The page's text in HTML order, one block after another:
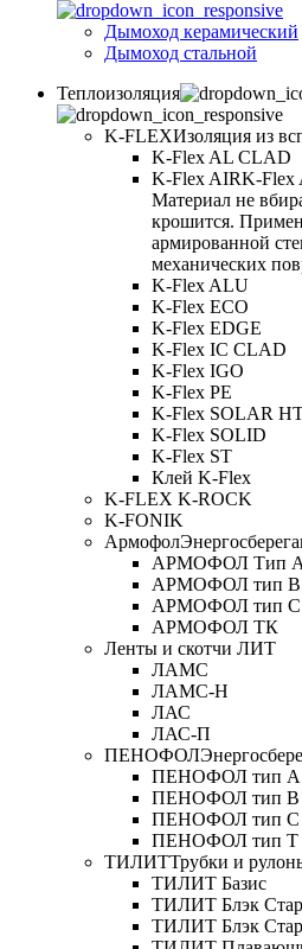
Дымоход керамический
Дымоход стальной
Теплоизоляция
K-FLEXИзоляция из
K-Flex AL CLAD
K-Flex AIRK-Flex
Материал не
крошится.
армированной
механических
K-Flex ALU
K-Flex ECO
K-Flex EDGE
K-Flex IC CLAD
K-Flex IGO
K-Flex PE
K-Flex SOLAR
K-Flex SOLID
K-Flex ST
Клей K-Flex
K-FLEX K-ROCK
K-FONIK
Армофол
АРМОФОЛ Тип А
АРМОФОЛ тип В
АРМОФОЛ тип C
АРМОФОЛ ТК
Ленты и скотчи ЛИТ
ЛАМС
ЛАМС-Н
ЛАС
ЛАС-П
ПЕНОФОЛ
ПЕНОФОЛ тип А
ПЕНОФОЛ тип B
ПЕНОФОЛ тип C
ПЕНОФОЛ тип T
ТИЛИТТрубки и
ТИЛИТ Базис
ТИЛИТ Блэк Стар
ТИЛИТ Блэк